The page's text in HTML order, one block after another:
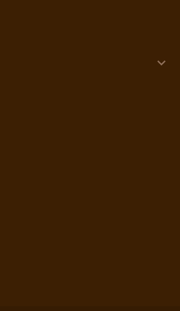
